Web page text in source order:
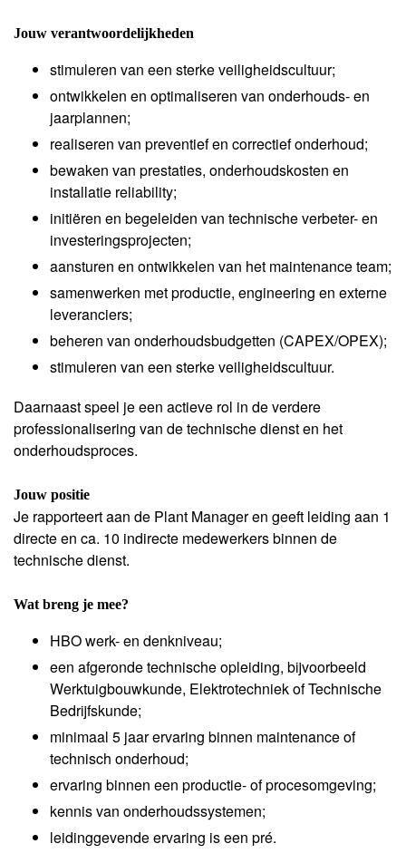
Jouw verantwoordelijkheden
stimuleren van een sterke veiligheidscultuur;
ontwikkelen en optimaliseren van onderhouds- en
jaarplannen;
realiseren van preventief en correctief onderhoud;
bewaken van prestaties, onderhoudskosten en
installatie reliability;
initiëren en begeleiden van technische verbeter- en
investeringsprojecten;
aansturen en ontwikkelen van het maintenance team;
samenwerken met productie, engineering en externe
leveranciers;
beheren van onderhoudsbudgetten (CAPEX/OPEX);
stimuleren van een sterke veiligheidscultuur.
Daarnaast speel je een actieve rol in de verdere
professionalisering van de technische dienst en het
onderhoudsproces.
Jouw positie
Je rapporteert aan de Plant Manager en geeft leiding aan 1
directe en ca. 10 indirecte medewerkers binnen de
technische dienst.
Wat breng je mee?
HBO werk- en denkniveau;
een afgeronde technische opleiding, bijvoorbeeld
Werktuigbouwkunde, Elektrotechniek of Technische
Bedrijfskunde;
minimaal 5 jaar ervaring binnen maintenance of
technisch onderhoud;
ervaring binnen een productie- of procesomgeving;
kennis van onderhoudssystemen;
leidinggevende ervaring is een pré.